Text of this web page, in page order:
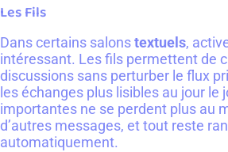
Les Fils
Dans certains salonstextuels,
intéressant. Les fils permettent de
discussions sans perturber le flux
les échanges plus lisibles au jour le
importantes ne se perdent plus au
d’autres messages, et tout reste
automatiquement.